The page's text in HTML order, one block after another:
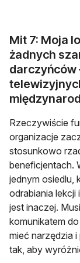
Mit 7: Moja
żadnych
darczyńców
Rzeczywiście
organizacje
stosunkowo
beneficjentach.
jednym osiedlu,
odrabiania
jest inaczej.
komunikatem
mieć narzędzia
tak, aby